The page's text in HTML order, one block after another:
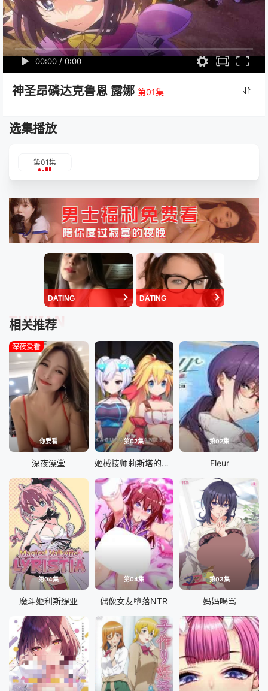
00:00 / 0:00
神圣昂磷达克鲁恩 露娜 第01集
选集播放
第01集
DATING DATING
相关推荐
TUIJIAN
你爱看
深夜爱看
深夜澡堂
第02集
姬械技师莉斯塔的大冒险
第02集
Fleur
第04集
魔斗姬利斯缇亚
第04集
偶像女友墮落NTR
第03集
妈妈喝骂